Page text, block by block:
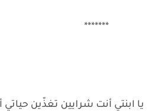
*******
يا ابنتي أنت شرايين تغذّين